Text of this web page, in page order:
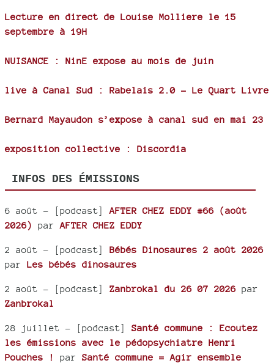
Lecture en direct de Louise Molliere le 15
septembre à 19H
NUISANCE : NinE expose au mois de juin
live à Canal Sud : Rabelais 2.0 - Le Quart Livre
Bernard Mayaudon s’expose à canal sud en mai 23
exposition collective : Discordia
INFOS DES ÉMISSIONS
6 août - [podcast] AFTER CHEZ EDDY #66 (août
2026)
par AFTER CHEZ EDDY
2 août - [podcast] Bébés Dinosaures 2 août 2026
par Les bébés dinosaures
2 août - [podcast] Zanbrokal du 26 07 2026 par
Zanbrokal
28 juillet - [podcast] Santé commune : Ecoutez
les émissions avec le pédopsychiatre Henri
Pouches !
par Santé commune = Agir ensemble